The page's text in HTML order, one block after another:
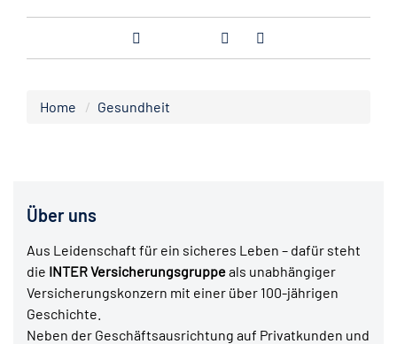
Home Gesundheit
Über uns
Aus Leidenschaft für ein sicheres Leben – dafür steht
die INTER Versicherungsgruppeals unabhängiger
Versicherungskonzern mit einer über 100-jährigen
Geschichte.
Neben der Geschäftsausrichtung auf Privatkunden und